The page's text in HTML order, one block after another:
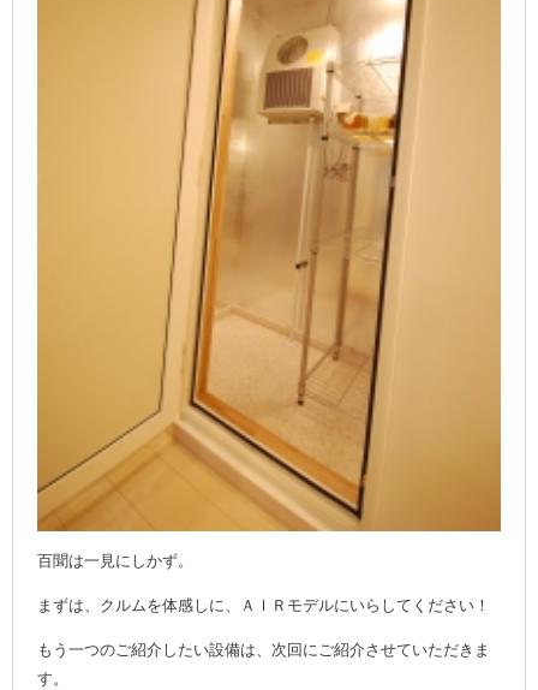
百聞は一見にしかず。
まずは、クルムを体感しに、ＡＩＲモデルにいらしてください！
もう一つのご紹介したい設備は、次回にご紹介させていただきま
す。